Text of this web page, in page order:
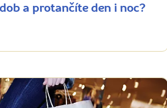
a protančíte den i noc?